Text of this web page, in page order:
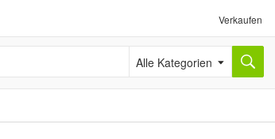
Verkaufen
Alle Kategorien